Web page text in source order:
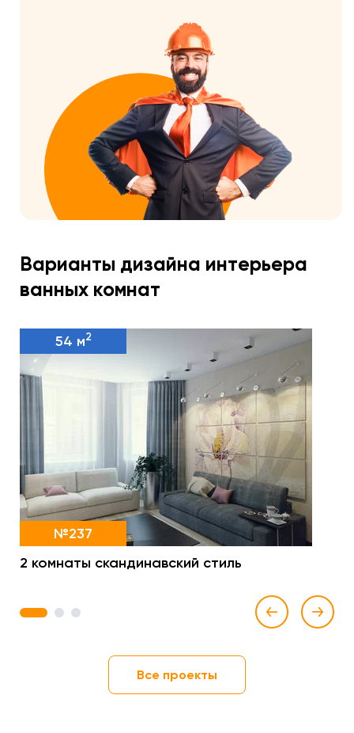
Варианты дизайна интерьера
ванных комнат
54 м2
№237
2 комнаты скандинавский стиль
1 2 3
Все проекты